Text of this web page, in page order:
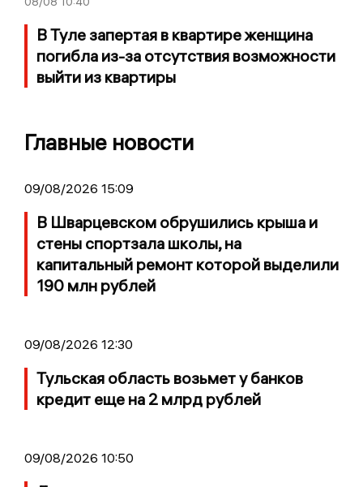
В Туле запертая в квартире женщина
погибла из-за отсутствия возможности
выйти из квартиры
Главные новости
09/08/2026 15:09
В Шварцевском обрушились крыша и
стены спортзала школы, на
капитальный ремонт которой выделили
190 млн рублей
09/08/2026 12:30
Тульская область возьмет у банков
кредит еще на 2 млрд рублей
09/08/2026 10:50